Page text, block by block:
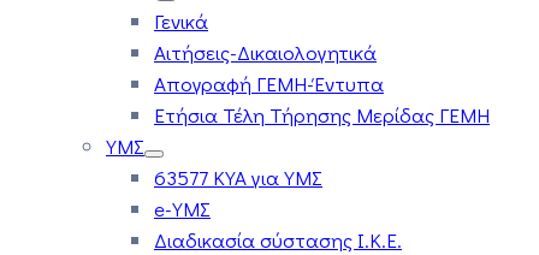
Γενικά
Αιτήσεις-Δικαιολογητικά
Απογραφή ΓΕΜΗ-Έντυπα
Ετήσια Τέλη Τήρησης Μερίδας ΓΕΜΗ
ΥΜΣ
63577 ΚΥΑ για ΥΜΣ
e-ΥΜΣ
Διαδικασία σύστασης Ι.Κ.Ε.